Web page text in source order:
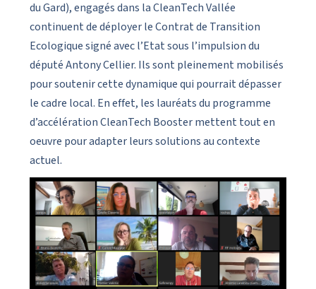
du Gard), engagés dans la CleanTech Vallée
continuent de déployer le Contrat de Transition
Ecologique signé avec l’Etat sous l’impulsion du
député Antony Cellier. Ils sont pleinement mobilisés
pour soutenir cette dynamique qui pourrait dépasser
le cadre local. En effet, les lauréats du programme
d’accélération CleanTech Booster mettent tout en
oeuvre pour adapter leurs solutions au contexte
actuel.